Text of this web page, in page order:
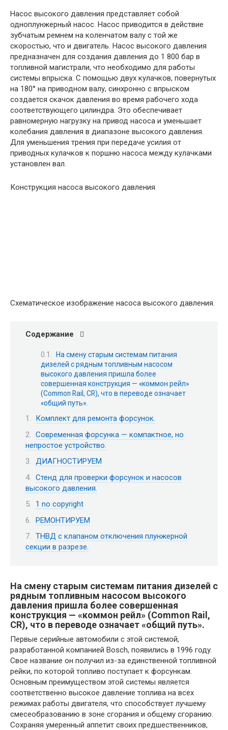
Насос высокого давления представляет собой
одноплунжерный насос. Насос приводится в действие
зубчатым ремнем на коленчатом валу с той же
скоростью, что и двигатель. Насос высокого давления
предназначен для создания давления до 1 800 бар в
топливной магистрали, что необходимо для работы
системы впрыска. С помощью двух кулачков, повернутых
на 180° на приводном валу, синхронно с впрыском
создается скачок давления во время рабочего хода
соответствующего цилиндра. Это обеспечивает
равномерную нагрузку на привод насоса и уменьшает
колебания давления в диапазоне высокого давления.
Для уменьшения трения при передаче усилия от
приводных кулачков к поршню насоса между кулачками
установлен вал.
Конструкция насоса высокого давления
Схематическое изображение насоса высокого давления.
Содержание
На смену старым системам питания
дизелей с рядным топливным насосом
высокого давления пришла более
совершенная конструкция — «коммон рейл»
(Common Rail, CR), что в переводе означает
«общий путь».
Комплект для ремонта форсунок.
Современная форсунка — компактное, но
непростое устройство.
ДИАГНОСТИРУЕМ
Стенд для проверки форсунок и насосов
высокого давления.
1 no copyright
РЕМОНТИРУЕМ
ТНВД с клапаном отключения плунжерной
секции в разрезе.
На смену старым системам питания дизелей с
рядным топливным насосом высокого
давления пришла более совершенная
конструкция — «коммон рейл» (Common Rail,
CR), что в переводе означает «общий путь».
Первые серийные автомобили с этой системой,
разработанной компанией Bosch, появились в 1996 году.
Свое название он получил из-за единственной топливной
рейки, по которой топливо поступает к форсункам.
Основным преимуществом этой системы является
соответственно высокое давление топлива на всех
режимах работы двигателя, что способствует лучшему
смесеобразованию в зоне сгорания и общему сгоранию.
Сохраняя умеренный аппетит своих предшественников,